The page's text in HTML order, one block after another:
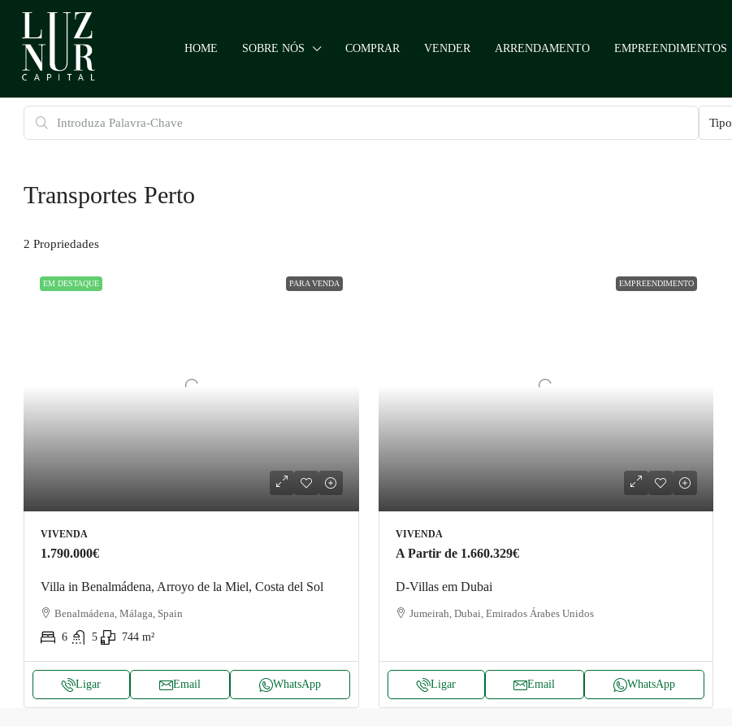
HOME SOBRE NÓS COMPRAR VENDER ARRENDAMENTO EMPREENDIMENTOS
Tipo
Transportes Perto
2 Propriedades
EM DESTAQUE PARA VENDA
VIVENDA
1.790.000€
Villa in Benalmádena, Arroyo de la Miel, Costa del Sol
Benalmádena, Málaga, Spain
6
5 744 m²
Ligar Email WhatsApp
EMPREENDIMENTO
VIVENDA
A Partir de 1.660.329€
D-Villas em Dubai
Jumeirah, Dubai, Emirados Árabes Unidos
Ligar Email WhatsApp